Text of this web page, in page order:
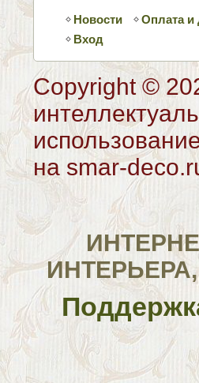
Новости Оплата и
Вход
Copyright ©
на smar-